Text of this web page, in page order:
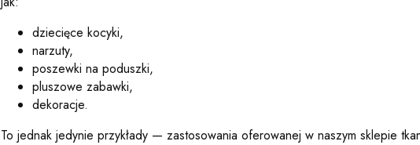
dziecięce kocyki,
narzuty,
poszewki na poduszki,
pluszowe zabawki,
dekoracje.
To jednak jedynie przykłady — zastosowania oferowanej w naszym sklepie